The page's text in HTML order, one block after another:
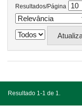
Resultados/Página
Resultado 1-1 de 1.